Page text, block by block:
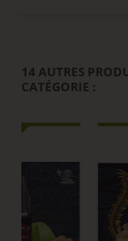
14 AUTRES
CATÉGORIE :